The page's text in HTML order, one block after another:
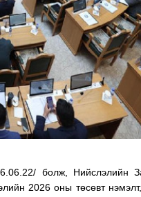
болж, Нийслэлийн
2026 оны төсөвт